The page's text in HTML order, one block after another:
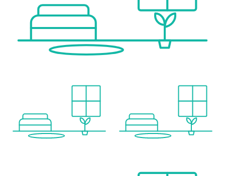
Geldautomat <125m
Bank <400m
Post <400m
Straßenbahn <125m
Autobahnanschluss <4.850m
Angaben Entfernung Luftlinie / Quelle: OpenStreetMap